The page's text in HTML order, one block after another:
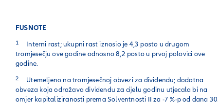
FUSNOTE
1 Interni rast; ukupni rast iznosio je 4,3 posto u drugom
tromjesečju ove godine odnosno 8,2 posto u prvoj polovici ove
godine.
2 Utemeljeno na tromjesečnoj obvezi za dividendu; dodatna
obveza koja odražava dividendu za cijelu godinu utjecala bi na
omjer kapitaliziranosti prema Solventnosti II za -7 %-p od dana